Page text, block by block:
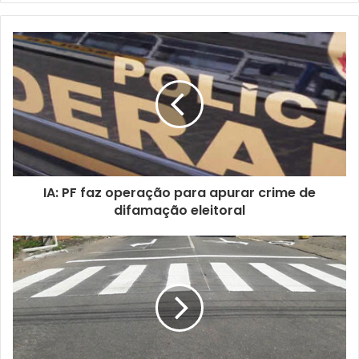
a
s
u
n
e
e
e
m
a
i
l
IA: PF faz operação para apurar crime de
difamação eleitoral